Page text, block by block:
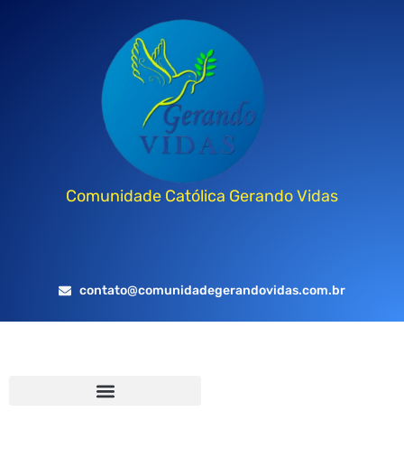
Comunidade Católica Gerando Vidas
contato@comunidadegerandovidas.com.br